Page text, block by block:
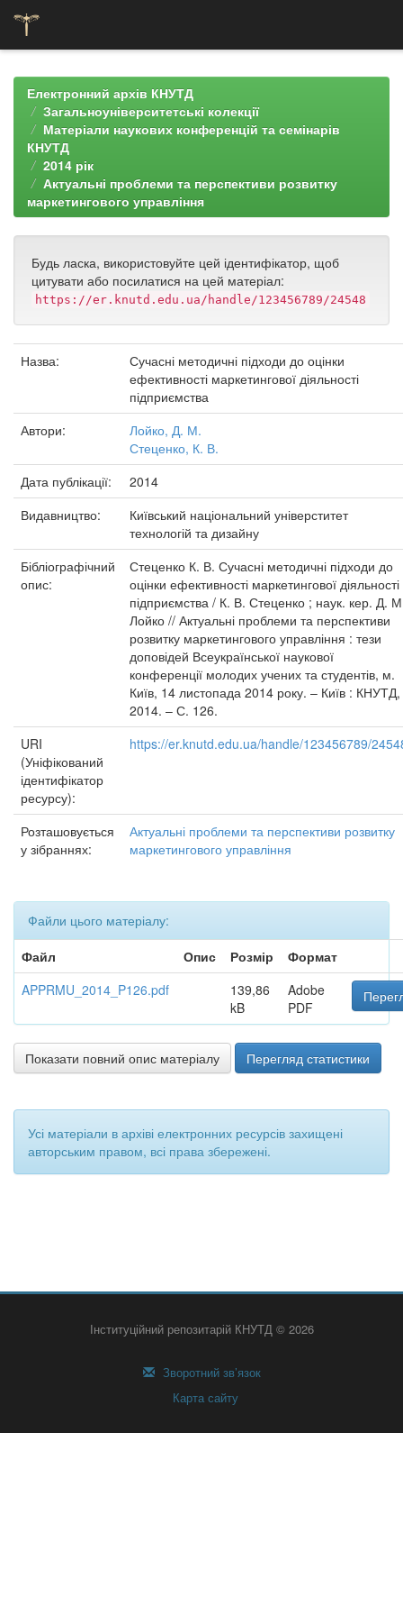
navigationЕлектронний архів КНУТД
Загальноуніверситетські колекції
Матеріали наукових конференцій та семінарів
КНУТД
2014 рік
Актуальні проблеми та перспективи розвитку
маркетингового управління
Будь ласка, використовуйте цей ідентифікатор, щоб
цитувати або посилатися на цей матеріал:
https://er.knutd.edu.ua/handle/123456789/24548
Назва:
Сучасні методичні підходи до оцінки
ефективності маркетингової діяльності
підприємства
Автори:
Лойко, Д. М.
Стеценко, К. В.
Дата публікації:
2014
Видавництво:
Київський національний універститет
технологій та дизайну
Бібліографічний
опис:
Стеценко К. В. Сучасні методичні підходи до
оцінки ефективності маркетингової діяльності
підприємства / К. В. Стеценко ; наук. кер. Д.
Лойко // Актуальні проблеми та перспективи
розвитку маркетингового управління : тези
доповідей Всеукраїнської наукової
конференції молодих учених та студентів, м.
Київ, 14 листопада 2014 року. – Київ : КНУТД,
2014. – С. 126.
URI
(Уніфікований
ідентифікатор
ресурсу):
https://er.knutd.edu.ua/handle/123456789/
Розташовується
у зібраннях:
Актуальні проблеми та перспективи розвитку
маркетингового управління
Файли цього матеріалу:
Файл
Опис Розмір
Формат
APPRMU_2014_P126.pdf
139,86
kB
Adobe
PDF
Показати повний опис матеріалу Перегляд статистики
Усі матеріали в архіві електронних ресурсів захищені
авторським правом, всі права збережені.
Інституційний репозитарій КНУТД © 2026
Зворотний зв’язок
Карта сайту